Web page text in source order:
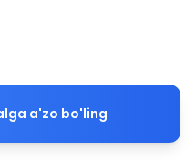
a'zo bo'ling